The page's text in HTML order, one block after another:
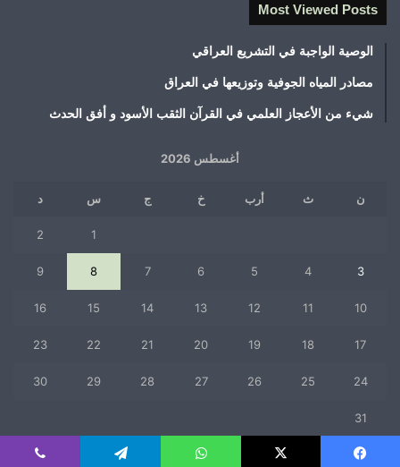
Most Viewed Posts
الوصية الواجبة في التشريع العراقي
مصادر المياه الجوفية وتوزيعها في العراق
شيء من الأعجاز العلمي في القرآن الثقب الأسود و أفق الحدث
أغسطس 2026
ن ث أرب خ ج س د
1
2
3
4
5
6
7
8
9
10
11
12
13
14
15
16
17
18
19
20
21
22
23
24
25
26
27
28
29
30
31
« يوليو